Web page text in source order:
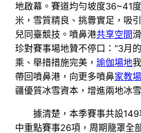
地啟幕。賽道均勻坡度36~41
米，雪質精良、挑釁實足，吸
兒同臺競技。噴鼻港共享空間
珍對賽事場地贊不停口：“3月
乘、舉措措施完美，瑜伽場地
帶回噴鼻港，向更多噴鼻家教
疆優質冰雪資本，增進兩地冰
據清楚，本季賽事共設
中重點賽事26項，周期籠罩全